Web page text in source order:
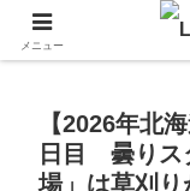
自作キャンピングカ
【2026年北
日目 曇りス
場」は草刈
メニュー